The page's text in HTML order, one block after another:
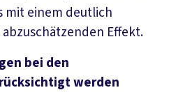
mit einem deutlich
Effekt.
bei den
werden